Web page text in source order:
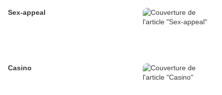
Sex-appeal
Casino